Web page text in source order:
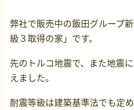
弊社で販売中の飯田グループ
級３取得の家」です。
先のトルコ地震で、また地震
えました。
耐震等級は建築基準法でも定